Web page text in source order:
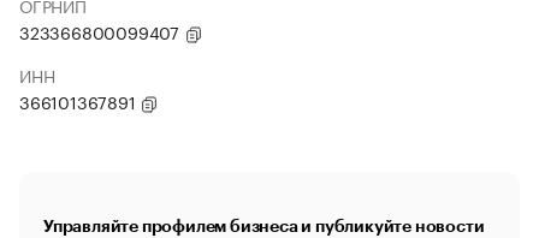
323366800099407
ИНН
366101367891
Управляйте профилем бизнеса и публикуйте новости